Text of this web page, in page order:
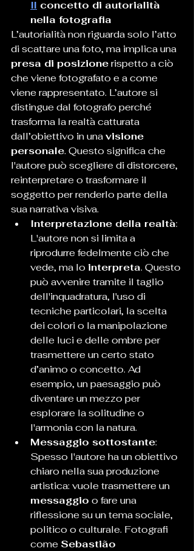
Il concetto di autorialità
nella fotografia
L’autorialità non riguarda solo l’atto
di scattare una foto, ma implica una
presa di posizione rispetto a ciò
che viene fotografato e a come
viene rappresentato. L’autore si
distingue dal fotografo perché
trasforma la realtà catturata
dall’obiettivo in una visione
personale. Questo significa che
l'autore può scegliere di distorcere,
reinterpretare o trasformare il
soggetto per renderlo parte della
sua narrativa visiva.
Interpretazione della realtà:
L'autore non si limita a
riprodurre fedelmente ciò che
vede, ma lo interpreta. Questo
può avvenire tramite il taglio
dell'inquadratura, l'uso di
tecniche particolari, la scelta
dei colori o la manipolazione
delle luci e delle ombre per
trasmettere un certo stato
d’animo o concetto. Ad
esempio, un paesaggio può
diventare un mezzo per
esplorare la solitudine o
l'armonia con la natura.
Messaggio sottostante:
Spesso l'autore ha un obiettivo
chiaro nella sua produzione
artistica: vuole trasmettere un
messaggio o fare una
riflessione su un tema sociale,
politico o culturale. Fotografi
come Sebastião